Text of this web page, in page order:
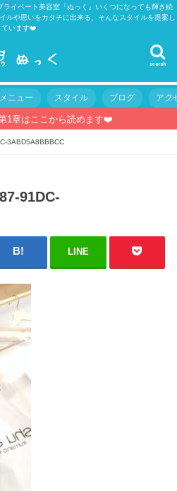
イベート美容室『ぬっく』いくつになっても輝き続
や思いをカタチに出来る、そんなスタイルを提案し
ています❤️
search
メニュー スタイル ブログ アク
1章はここから読めます❤️
3ABD5A8BBBCC
91DC-
LINE